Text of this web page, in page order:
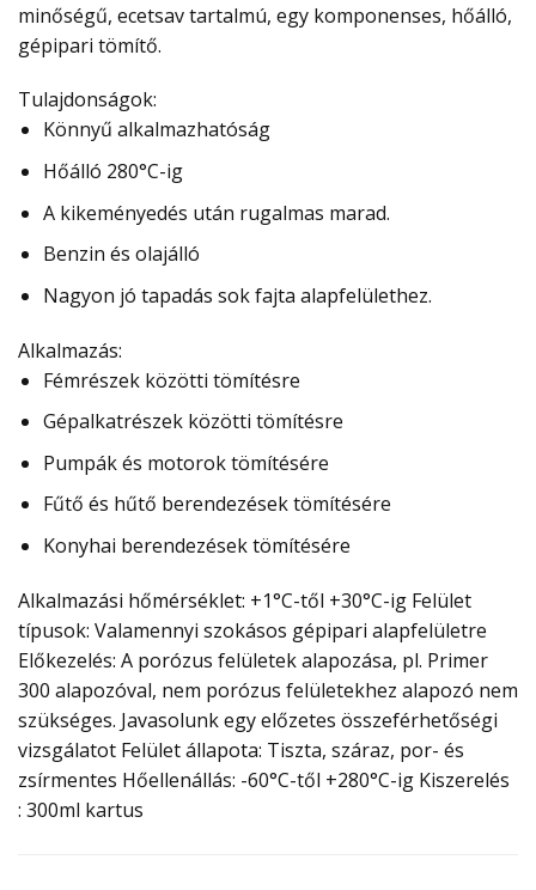
minőségű, ecetsav tartalmú, egy komponenses, hőálló,
gépipari tömítő.
Tulajdonságok:
Könnyű alkalmazhatóság
Hőálló 280°C-ig
A kikeményedés után rugalmas marad.
Benzin és olajálló
Nagyon jó tapadás sok fajta alapfelülethez.
Alkalmazás:
Fémrészek közötti tömítésre
Gépalkatrészek közötti tömítésre
Pumpák és motorok tömítésére
Fűtő és hűtő berendezések tömítésére
Konyhai berendezések tömítésére
Alkalmazási hőmérséklet: +1°C-től +30°C-ig Felület
típusok: Valamennyi szokásos gépipari alapfelületre
Előkezelés: A porózus felületek alapozása, pl. Primer
300 alapozóval, nem porózus felületekhez alapozó nem
szükséges. Javasolunk egy előzetes összeférhetőségi
vizsgálatot Felület állapota: Tiszta, száraz, por- és
zsírmentes Hőellenállás: -60°C-től +280°C-ig Kiszerelés
: 300ml kartus